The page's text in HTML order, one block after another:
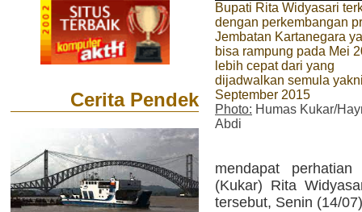
Cerita Pendek
Bupati Rita Widyasari
dengan perkembangan
Jembatan Kartanegara
bisa rampung pada Mei
lebih cepat dari yang
dijadwalkan semula
September 2015
Photo: Humas Kukar/
Abdi
mendapat
(Kukar) Rita
tersebut, Senin (14/